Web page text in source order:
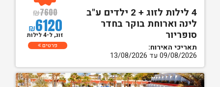
4 לילות לזוג + 2 ילדים ע"ב
לינה וארוחת בוקר בחדר
סופריור
תאריכי האירוח:
09/08/2026 עד 13/08/2026
₪7600
₪6120
זוג, ל-4 לילות
פרטים